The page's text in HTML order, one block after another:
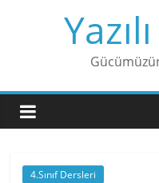
4.Sınıf Dersleri